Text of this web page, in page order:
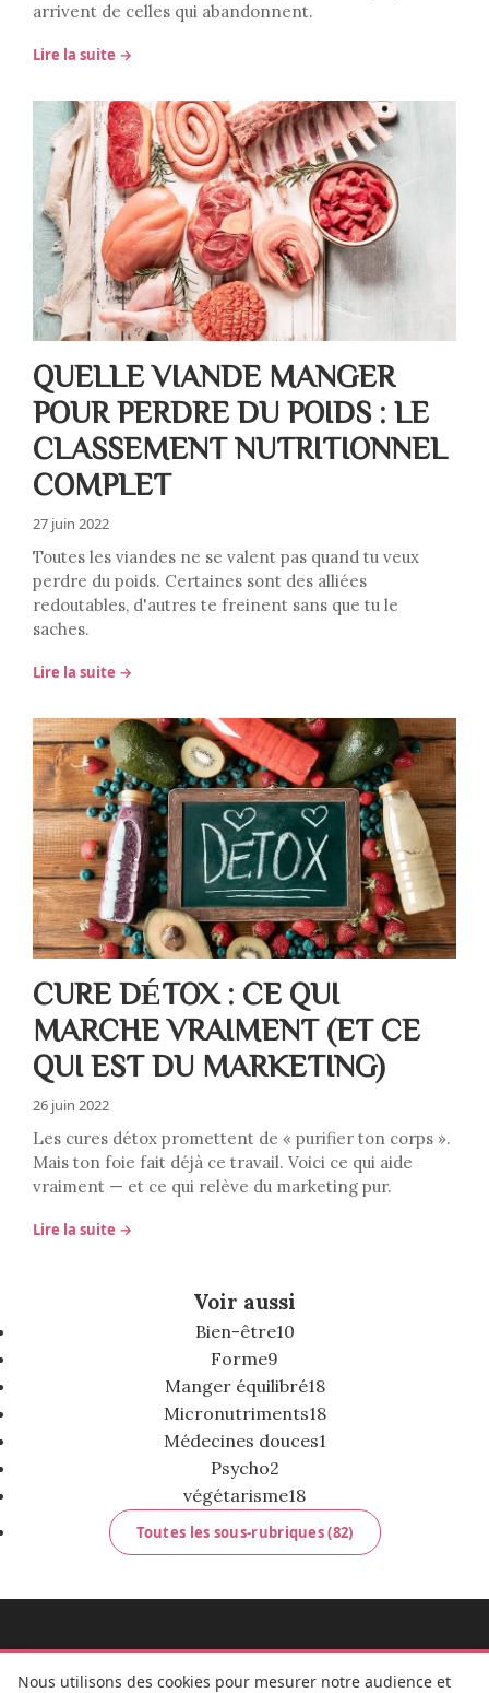
arrivent de celles qui abandonnent.
Lire la suite →
QUELLE VIANDE MANGER
POUR PERDRE DU POIDS : LE
CLASSEMENT NUTRITIONNEL
COMPLET
27 juin 2022
Toutes les viandes ne se valent pas quand tu veux
perdre du poids. Certaines sont des alliées
redoutables, d'autres te freinent sans que tu le
saches.
Lire la suite →
CURE DÉTOX : CE QUI
MARCHE VRAIMENT (ET CE
QUI EST DU MARKETING)
26 juin 2022
Les cures détox promettent de « purifier ton corps ».
Mais ton foie fait déjà ce travail. Voici ce qui aide
vraiment — et ce qui relève du marketing pur.
Lire la suite →
Voir aussi
Bien-être10
Forme9
Manger équilibré18
Micronutriments18
Médecines douces1
Psycho2
végétarisme18
Toutes les sous-rubriques (82)
Nous utilisons des cookies pour mesurer notre audience et